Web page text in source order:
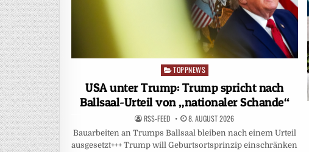
Posted
TOPPNEWS
USA unter Trump: Trump spricht nach
Ballsaal-Urteil von „nationaler Schande“
RSS-FEED 8. AUGUST 2026
Bauarbeiten an Trumps Ballsaal bleiben nach einem Urteil
ausgesetzt+++ Trump will Geburtsortsprinzip einschränken